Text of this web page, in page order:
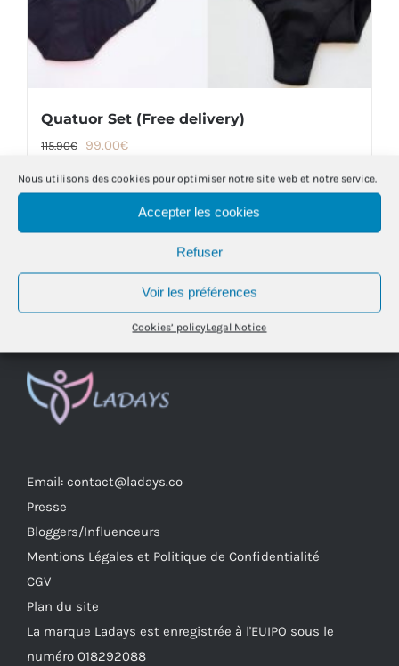
Nous utilisons des cookies pour optimiser notre site web et notre service.
Accepter les cookies
Refuser
Voir les préférences
Cookies’ policyLegal Notice
product
page
Quatuor Set (Free delivery)
115.90€
Original
was:
99.00€Current
is:
99.00€.
Details
Email: contact@ladays.co
Presse
Bloggers/Influenceurs
Mentions Légales et Politique de Confidentialité
CGV
Plan du site
La marque Ladays est enregistrée à l'EUIPO sous le
numéro 018292088